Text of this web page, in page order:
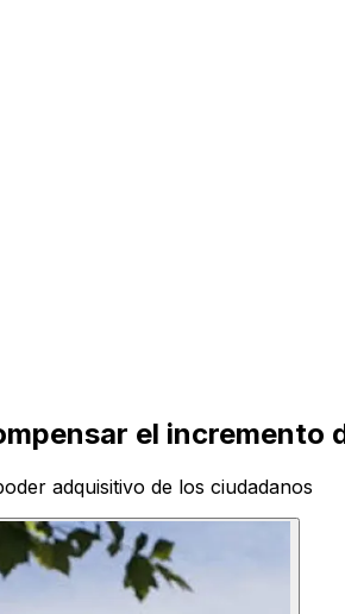
el incremento
adquisitivo de los ciudadanos